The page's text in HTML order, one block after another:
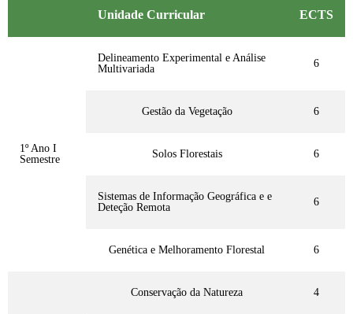
Unidade Curricular ECTS
1º Ano I
Semestre
Delineamento Experimental e Análise
Multivariada
6
Gestão da Vegetação 6
Solos Florestais 6
Sistemas de Informação Geográfica e e
Deteção Remota
6
Genética e Melhoramento Florestal 6
Conservação da Natureza 4